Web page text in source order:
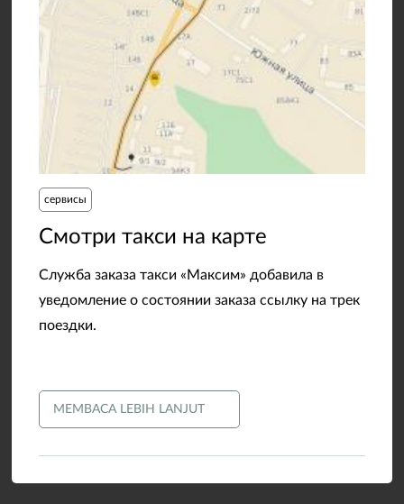
сервисы
​Смотри такси на карте
Служба заказа такси «Максим» добавила в
уведомление о состоянии заказа ссылку на трек
поездки.
MEMBACA LEBIH LANJUT